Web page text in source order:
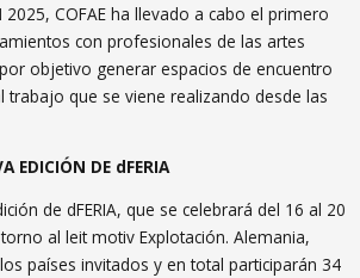
2025, COFAE ha llevado a cabo el primero
con profesionales de las artes
objetivo generar espacios de encuentro
trabajo que se viene realizando desde las
EDICIÓN DE dFERIA
de dFERIA, que se celebrará del 16 al 20
al leit motiv Explotación. Alemania,
países invitados y en total participarán 34